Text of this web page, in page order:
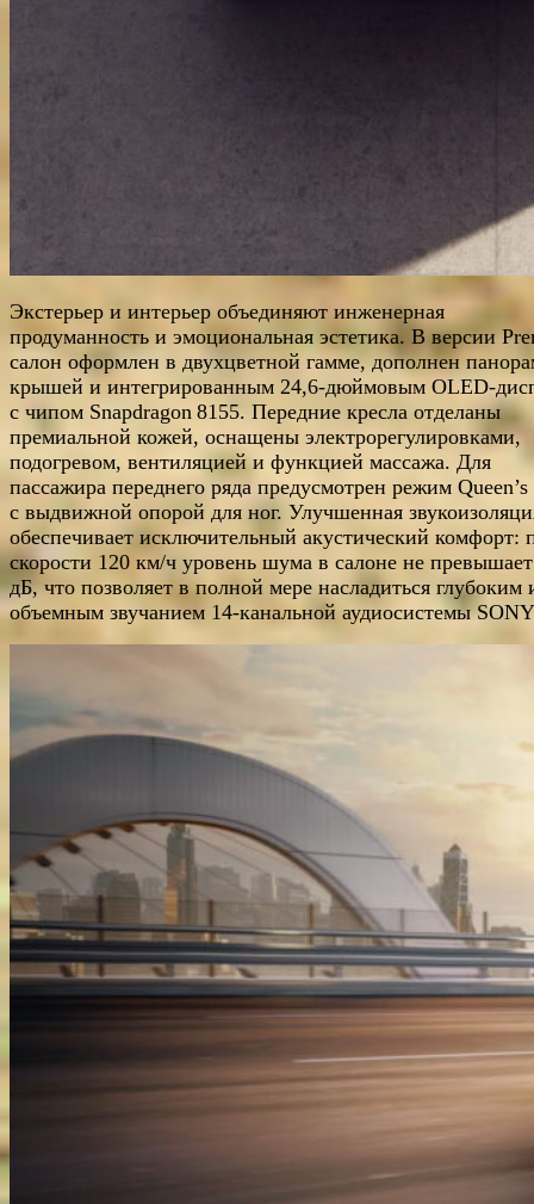
Экстерьер и интерьер объединяют инженерная
продуманность и эмоциональная эстетика. В версии
салон оформлен в двухцветной гамме, дополнен
крышей и интегрированным 24,6-дюймовым OLED-
с чипом Snapdragon 8155. Передние кресла отделаны
премиальной кожей, оснащены электрорегулировками,
подогревом, вентиляцией и функцией массажа. Для
пассажира переднего ряда предусмотрен режим Queen’s
с выдвижной опорой для ног. Улучшенная
обеспечивает исключительный акустический комфорт:
скорости 120 км/ч уровень шума в салоне не
дБ, что позволяет в полной мере насладиться глубоким
объемным звучанием 14-канальной аудиосистемы